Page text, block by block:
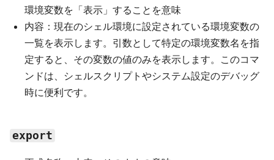
環境変数を「表示」することを意味
内容：現在のシェル環境に設定されている環境変数の
一覧を表示します。引数として特定の環境変数名を指
定すると、その変数の値のみを表示します。このコマ
ンドは、シェルスクリプトやシステム設定のデバッグ
時に便利です。
export